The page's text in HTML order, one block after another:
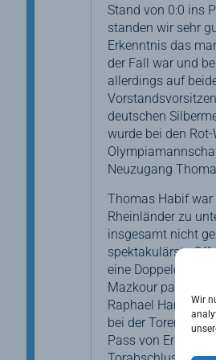
Wir
Stand von 0:0 ins
standen wir sehr
Erkenntnis das
der Fall war und
allerdings auf
deutschen
wurde bei den
Neuzugang
Thomas Habif war
Rheinländer zu
insgesamt nicht
spektakulärste
eine
Mazkour parierte
Raphael Hartkopf
bei der
Pass von Erik